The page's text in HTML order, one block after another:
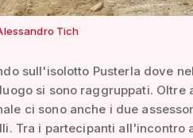
Tich
sull'isolotto Pusterla dove
si sono raggruppati.
ci sono anche i due
Tra i partecipanti all'incontro